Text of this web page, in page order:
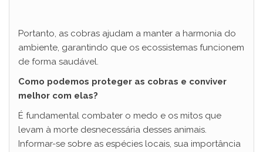
Portanto, as cobras ajudam a manter a harmonia do
ambiente, garantindo que os ecossistemas funcionem
de forma saudável.
Como podemos proteger as cobras e conviver
melhor com elas?
É fundamental combater o medo e os mitos que
levam à morte desnecessária desses animais.
Informar-se sobre as espécies locais, sua importância